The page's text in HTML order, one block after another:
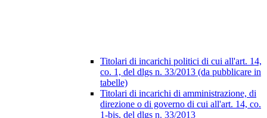
Titolari di incarichi politici di cui all'art. 14,
co. 1, del dlgs n. 33/2013 (da pubblicare in
tabelle)
Titolari di incarichi di amministrazione, di
direzione o di governo di cui all'art. 14, co.
1-bis, del dlgs n. 33/2013